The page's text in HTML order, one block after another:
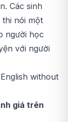
Các sinh
nói một
người học
với người
without
giá trên